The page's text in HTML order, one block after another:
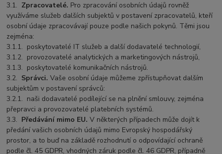
3.1. Zpracovatelé. Pro zpracování osobních údajů rovněž
využíváme služeb dalších subjektů v postavení zpracovatelů, kteří
osobní údaje zpracovávají pouze podle našich pokynů. Těmi jsou
zejména:
3.1.1. poskytovatelé IT služeb a další dodavatelé technologií,
3.1.2. provozovatelé analytických a marketingových nástrojů,
3.1.3. poskytovatelé komunikačních nástrojů.
3.2. Správci.Vaše osobní údaje můžeme zpřístupňovat dalším
subjektům v postavení správců:
3.2.1. naši dodavatelé podílející se na plnění smlouvy, zejména
přepravci a provozovatelé platebních systémů.
3.3. Předávání mimo EU.V některých případech může dojít k
předání vašich osobních údajů mimo Evropský hospodářský
prostor, a to buď na základě rozhodnutí o odpovídající ochraně
podle čl. 45 GDPR, vhodných záruk podle čl. 46 GDPR, případně